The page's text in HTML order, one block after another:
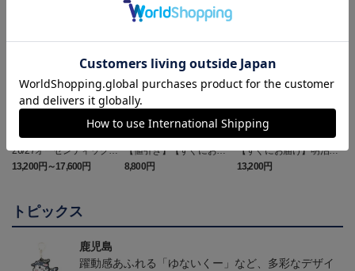
26/27オーセンティックユ
ニフォーム（FP1st）
13,200円～17,600円
【値引き】【すぐにお届
け】2025オーセンティッ
クユニフォーム FP1st
8,800円
【すぐにお届け】明治安
田J2・J3百年構想リーグ
オーセンティックユニフ
13,200円
トピックス
鹿児島
躍動感あふれる「ゆないくー」など、多彩なデザイ